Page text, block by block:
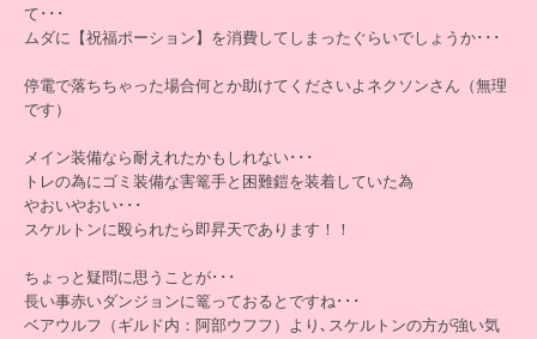
て･･･
ムダに【祝福ポーション】を消費してしまったぐらいでしょうか･･･
停電で落ちちゃった場合何とか助けてくださいよネクソンさん（無理
です）
メイン装備なら耐えれたかもしれない･･･
トレの為にゴミ装備な害篭手と困難鎧を装着していた為
やおいやおい･･･
スケルトンに殴られたら即昇天であります！！
ちょっと疑問に思うことが･･･
長い事赤いダンジョンに篭っておるとですね･･･
ベアウルフ（ギルド内：阿部ウフフ）より､スケルトンの方が強い気